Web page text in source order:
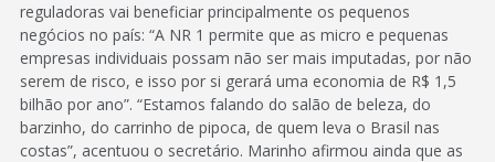
reguladoras vai beneficiar principalmente os pequenos
negócios no país: “A NR 1 permite que as micro e pequenas
empresas individuais possam não ser mais imputadas, por não
serem de risco, e isso por si gerará uma economia de R$ 1,5
bilhão por ano”. “Estamos falando do salão de beleza, do
barzinho, do carrinho de pipoca, de quem leva o Brasil nas
costas”, acentuou o secretário. Marinho afirmou ainda que as